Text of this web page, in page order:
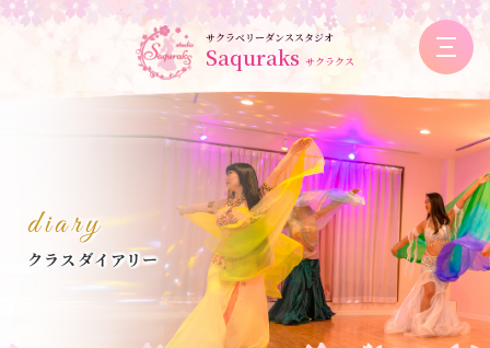
サクラベリーダンススタジオ
Saquraks サクラクス
diary
クラスダイアリー